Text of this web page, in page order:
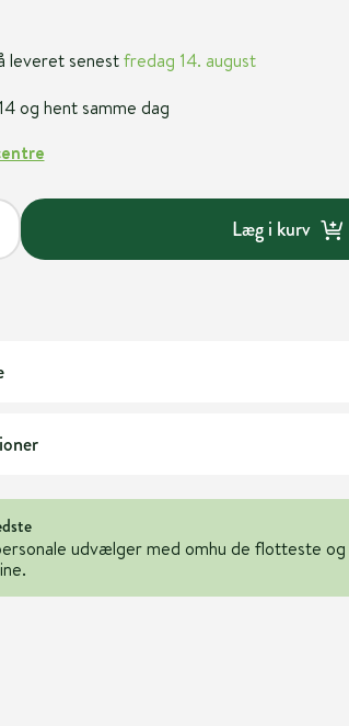
leveret senestfredag 14. august
og hent samme dag
Læg i kurv
udvælger med omhu de flotteste og